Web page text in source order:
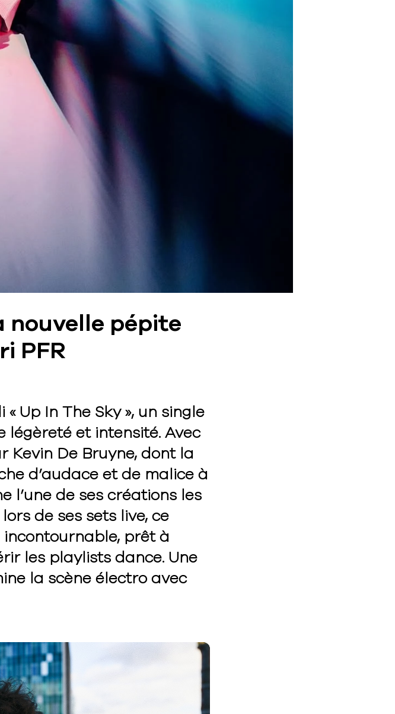
nouvelle pépite
PFR
Up In The Sky », un single
et intensité. Avec
De Bruyne, dont la
d’audace et de malice à
l’une de ses créations les
de ses sets live, ce
incontournable, prêt à
les playlists dance. Une
la scène électro avec